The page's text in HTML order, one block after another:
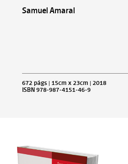
Samuel Amaral
672 págs | 15cm x 23cm | 2018
ISBN 978-987-4151-46-9